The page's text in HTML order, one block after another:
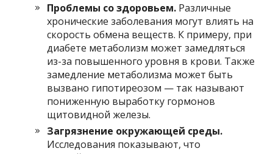
Проблемы со здоровьем. Различные
хронические заболевания могут влиять на
скорость обмена веществ. К примеру, при
диабете метаболизм может замедляться
из-за повышенного уровня в крови. Также
замедление метаболизма может быть
вызвано гипотиреозом — так называют
пониженную выработку гормонов
щитовидной железы.
Загрязнение окружающей среды.
Исследования показывают, что